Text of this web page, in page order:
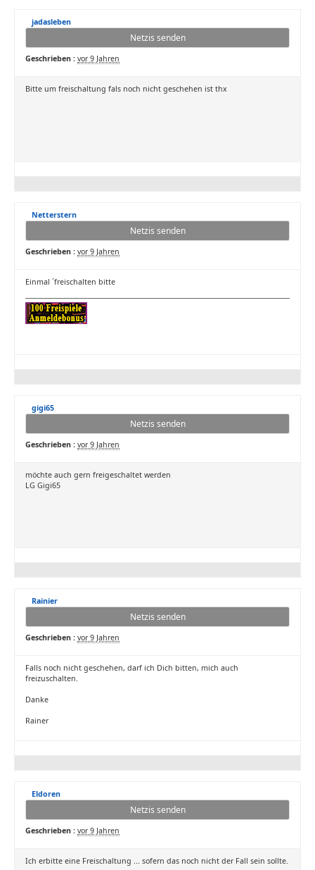
jadasleben
Netzis senden
Geschrieben : vor 9 Jahren
Bitte um freischaltung fals noch nicht geschehen ist thx
Netterstern
Netzis senden
Geschrieben : vor 9 Jahren
Einmal ´freischalten bitte
gigi65
Netzis senden
Geschrieben : vor 9 Jahren
möchte auch gern freigeschaltet werden
LG Gigi65
Rainier
Netzis senden
Geschrieben : vor 9 Jahren
Falls noch nicht geschehen, darf ich Dich bitten, mich auch
freizuschalten.
Danke
Rainer
Eldoren
Netzis senden
Geschrieben : vor 9 Jahren
Ich erbitte eine Freischaltung ... sofern das noch nicht der Fall sein sollte.